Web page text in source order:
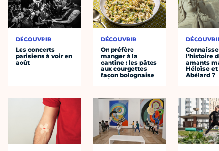
DÉCOUVRIR
Les concerts
parisiens à voir en
août
DÉCOUVRIR
On préfère
manger à la
cantine : les pâtes
aux courgettes
façon bolognaise
l’histoire
amants
Héloïse et
Abélard ?